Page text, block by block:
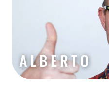
ALBERTO